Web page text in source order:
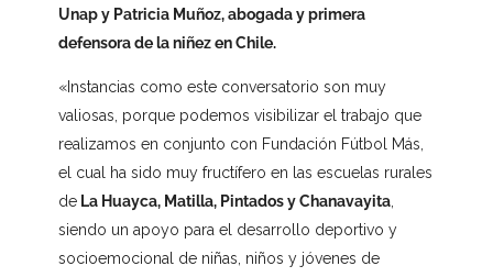
Unap y Patricia Muñoz, abogada y primera
defensora de la niñez en Chile.
«Instancias como este conversatorio son muy
valiosas, porque podemos visibilizar el trabajo que
realizamos en conjunto con Fundación Fútbol Más,
el cual ha sido muy fructífero en las escuelas rurales
deLa Huayca, Matilla, Pintados y Chanavayita,
siendo un apoyo para el desarrollo deportivo y
socioemocional de niñas, niños y jóvenes de